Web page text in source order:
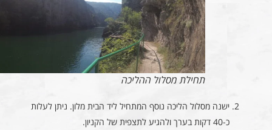
תחילת מסלול ההליכה
ישנה מסלול הליכה נוסף המתחיל ליד הבית מלון. ניתן לעלות
כ-40 דקות בערך ולהגיע לתצפית של הקניון.